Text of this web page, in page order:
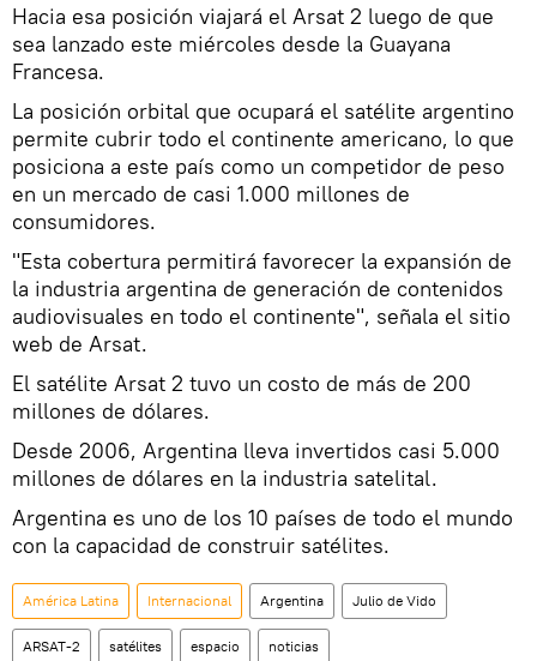
Hacia esa posición viajará el Arsat 2 luego de que
sea lanzado este miércoles desde la Guayana
Francesa.
La posición orbital que ocupará el satélite argentino
permite cubrir todo el continente americano, lo que
posiciona a este país como un competidor de peso
en un mercado de casi 1.000 millones de
consumidores.
"Esta cobertura permitirá favorecer la expansión de
la industria argentina de generación de contenidos
audiovisuales en todo el continente", señala el sitio
web de Arsat.
El satélite Arsat 2 tuvo un costo de más de 200
millones de dólares.
Desde 2006, Argentina lleva invertidos casi 5.000
millones de dólares en la industria satelital.
Argentina es uno de los 10 países de todo el mundo
con la capacidad de construir satélites.
América Latina Internacional Argentina Julio de Vido
ARSAT-2 satélites espacio noticias